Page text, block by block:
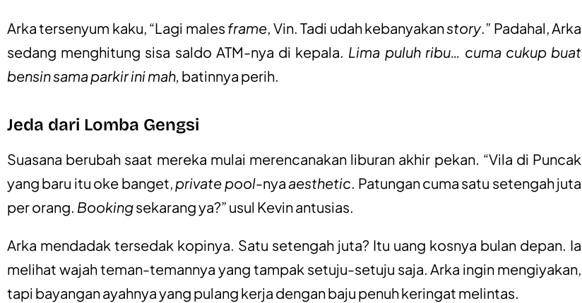
Arka tersenyum kaku, “Lagi males frame, Vin. Tadi udah kebanyakanstory.” Padahal, Arka
sedang menghitung sisa saldo ATM-nya di kepala. Lima puluh ribu… cuma cukup buat
bensin sama parkir ini mah, batinnya perih.
Jeda dari Lomba Gengsi
Suasana berubah saat mereka mulai merencanakan liburan akhir pekan. “Vila di Puncak
yang baru itu oke banget, private pool-nyaaesthetic. Patungan cuma satu setengah juta
per orang. Bookingsekarang ya?” usul Kevin antusias.
Arka mendadak tersedak kopinya. Satu setengah juta? Itu uang kosnya bulan depan. Ia
melihat wajah teman-temannya yang tampak setuju-setuju saja. Arka ingin mengiyakan,
tapi bayangan ayahnya yang pulang kerja dengan baju penuh keringat melintas.